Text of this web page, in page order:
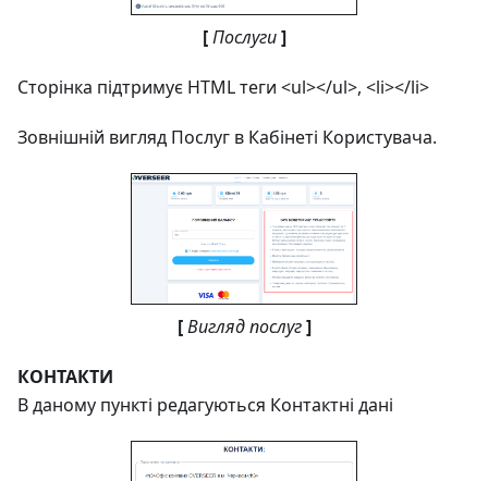
[ Послуги ]
Сторінка підтримує HTML теги <ul></ul>, <li></li>
Зовнішній вигляд Послуг в Кабінеті Користувача.
[ Вигляд послуг ]
КОНТАКТИ
В даному пункті редагуються Контактні дані